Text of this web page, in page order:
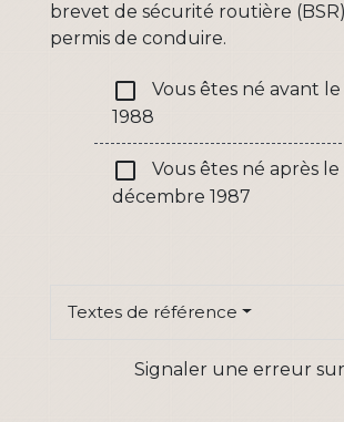
brevet de sécurité routière
permis de conduire.
check_box_outline_blank
Vous êtes né avant le
1988
check_box_outline_blank
Vous êtes né après le
décembre 1987
Textes de référence
Signaler une erreur